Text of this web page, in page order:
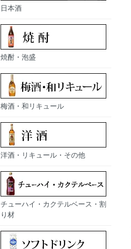
日本酒
焼酎・泡盛
梅酒・和リキュール
洋酒・リキュール・その他
チューハイ・カクテルベース・割
り材